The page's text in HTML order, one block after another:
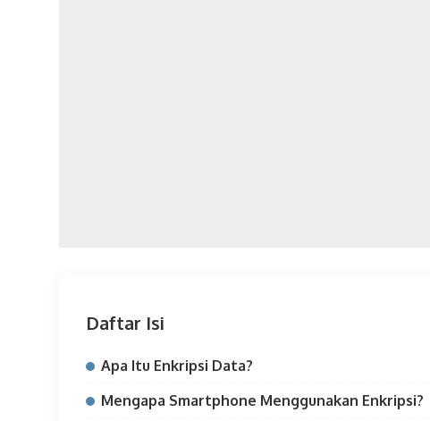
Daftar Isi
Apa Itu Enkripsi Data?
Mengapa Smartphone Menggunakan Enkripsi?